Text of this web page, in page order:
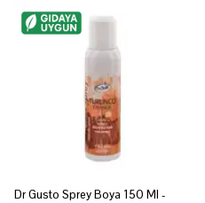
Dr Gusto Sprey Boya 150 Ml -